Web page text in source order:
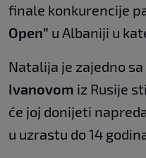
finale konkurencije
Open” u Albaniji u
Natalija je zajedno
Ivanovom iz Rusije
će joj donijeti
u uzrastu do 14